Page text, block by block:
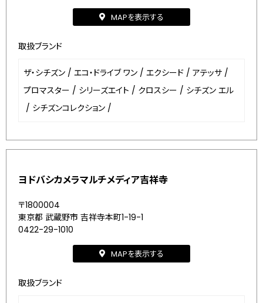
MAPを表示する
取扱ブランド
ザ・シチズン / エコ・ドライブ ワン / エクシード / アテッサ /
プロマスター / シリーズエイト / クロスシー / シチズン エル
/ シチズンコレクション /
ヨドバシカメラマルチメディア吉祥寺
〒1800004
東京都 武蔵野市 吉祥寺本町1-19-1
0422-29-1010
MAPを表示する
取扱ブランド